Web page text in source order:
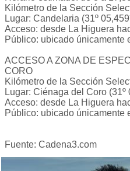
Kilómetro de la Sección
Lugar: Candelaria (31º
Acceso: desde La Higuera
Público: ubicado únicamente
ACCESO A ZONA DE
CORO
Kilómetro de la Sección
Lugar: Ciénaga del Coro (31º
Acceso: desde La Higuera
Público: ubicado únicamente
Fuente: Cadena3.com